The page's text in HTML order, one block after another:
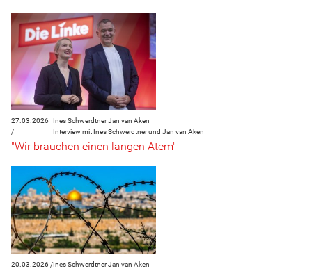
27.03.2026
/
Ines Schwerdtner Jan van Aken
Interview mit Ines Schwerdtner und Jan van Aken
"Wir brauchen einen langen Atem"
20.03.2026 /Ines SchwerdtnerJan van Aken